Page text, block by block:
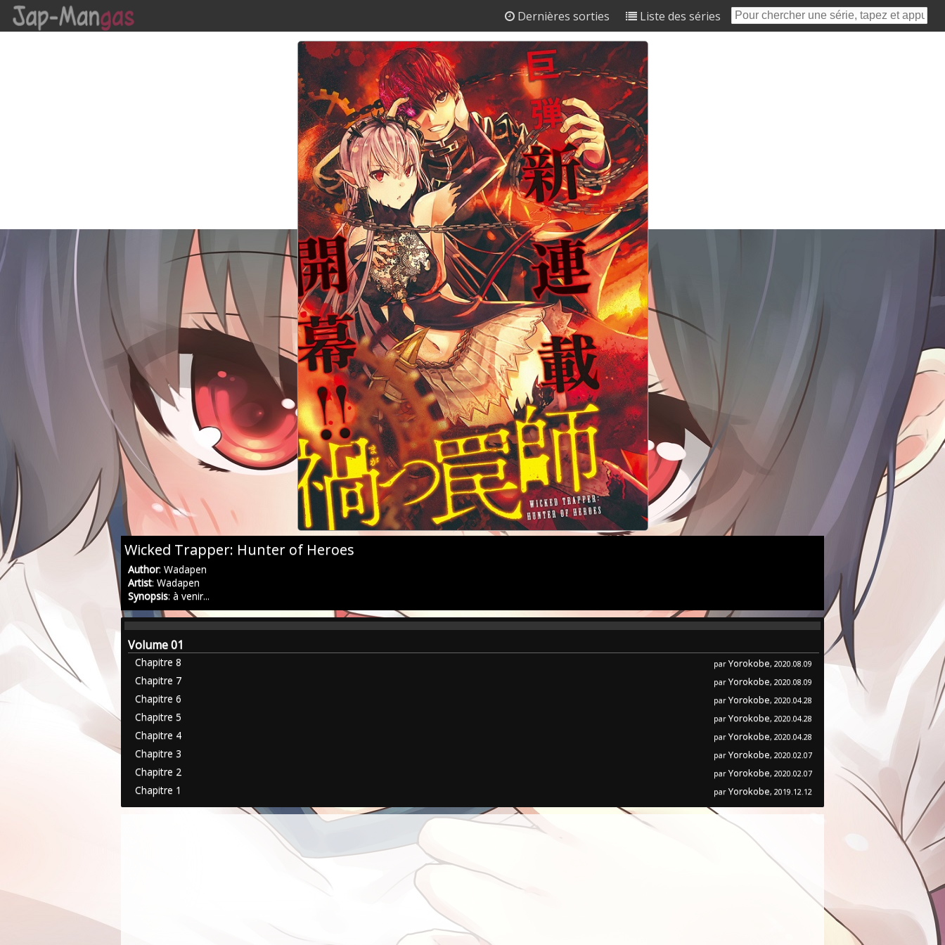
Dernières sorties Liste des séries
Wicked Trapper: Hunter of Heroes
Author: Wadapen
Artist: Wadapen
Synopsis: à venir...
Volume 01
Chapitre 8 par Yorokobe, 2020.08.09
Chapitre 7 par Yorokobe, 2020.08.09
Chapitre 6 par Yorokobe, 2020.04.28
Chapitre 5 par Yorokobe, 2020.04.28
Chapitre 4 par Yorokobe, 2020.04.28
Chapitre 3 par Yorokobe, 2020.02.07
Chapitre 2 par Yorokobe, 2020.02.07
Chapitre 1 par Yorokobe, 2019.12.12